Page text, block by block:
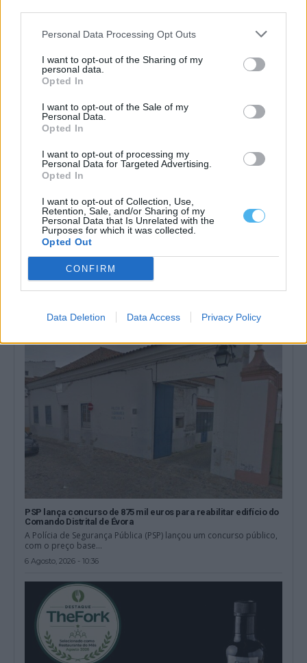
Personal Data Processing Opt Outs
I want to opt-out of the Sharing of my
personal data.
Opted In
I want to opt-out of the Sale of my
Personal Data.
Opted In
I want to opt-out of processing my
Personal Data for Targeted Advertising.
Opted In
I want to opt-out of Collection, Use,
Retention, Sale, and/or Sharing of my
Personal Data that Is Unrelated with the
Purposes for which it was collected.
Opted Out
CONFIRM
Data Deletion Data Access Privacy Policy
Homem procurado na Moldova por tráfico de seres humanos
Um homem de 31 anos foi detido pela PSP em Reguengos de
6 Agosto, 2026 - 11:33
de 2026: conheça os dados por concelho
PSP lança concurso de 875 mil euros para reabilitar edifício do
Comando Distrital de Évora
A Polícia de Segurança Pública (PSP) lançou um concurso público,
com o preço base...
6 Agosto, 2026 - 10:36